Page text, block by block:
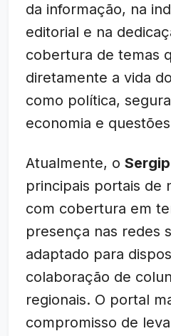
da informação, na
editorial e na
cobertura de temas
diretamente a vida
como política,
economia e
Atualmente, o
principais portais de
com cobertura em
presença nas redes
adaptado para
colaboração de
regionais. O portal
compromisso de